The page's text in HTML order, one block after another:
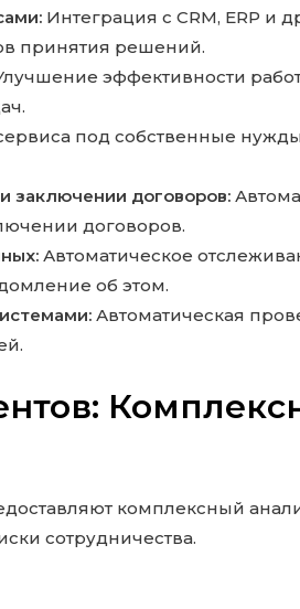
Интеграция с CRM, ERP и
принятия решений.
эффективности
под собственные
заключении договоров:
договоров.
Автоматическое
об этом.
Автоматическая
комплексный
сотрудничества.